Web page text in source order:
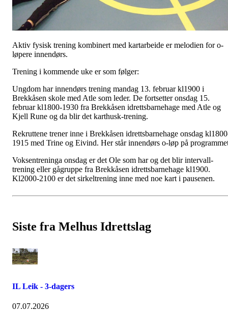
Aktiv fysisk trening kombinert med kartarbeide er melodien for o-
løpere innendørs.
Trening i kommende uke er som følger:
Ungdom har innendørs trening mandag 13. februar kl1900 i
Brekkåsen skole med Atle som leder. De fortsetter onsdag 15.
februar kl1800-1930 fra Brekkåsen idrettsbarnehage med Atle og
Kjell Rune og da blir det karthusk-trening.
Rekruttene trener inne i Brekkåsen idrettsbarnehage onsdag
1915 med Trine og Eivind. Her står innendørs o-løp på
Voksentreninga onsdag er det Ole som har og det blir intervall-
trening eller gågruppe fra Brekkåsen idrettsbarnehage kl1900.
Kl2000-2100 er det sirkeltrening inne med noe kart i pausenen.
Siste fra Melhus Idrettslag
IL Leik - 3-dagers
07.07.2026